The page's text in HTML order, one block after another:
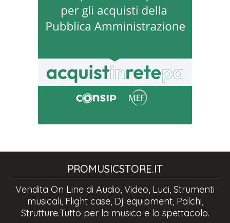
PROMUSICSTORE.IT
Vendita On Line di Audio, Video, Luci, Strumenti
musicali, Flight case, Dj equipment, Palchi,
Strutture.Tutto per la musica e lo spettacolo.